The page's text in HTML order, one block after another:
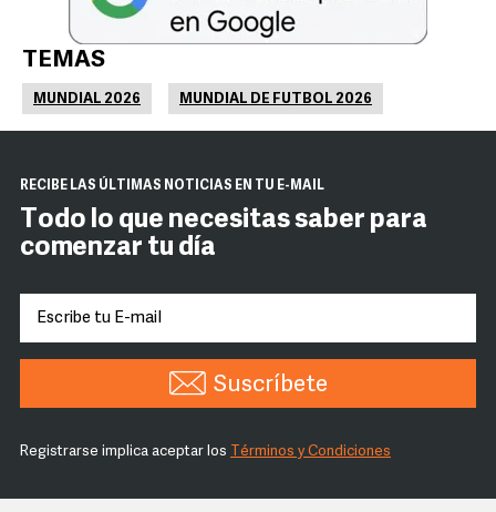
TEMAS
MUNDIAL 2026 MUNDIAL DE FUTBOL 2026
RECIBE LAS ÚLTIMAS NOTICIAS EN TU E-MAIL
Todo lo que necesitas saber para
comenzar tu día
Suscríbete
Registrarse implica aceptar los Términos y Condiciones